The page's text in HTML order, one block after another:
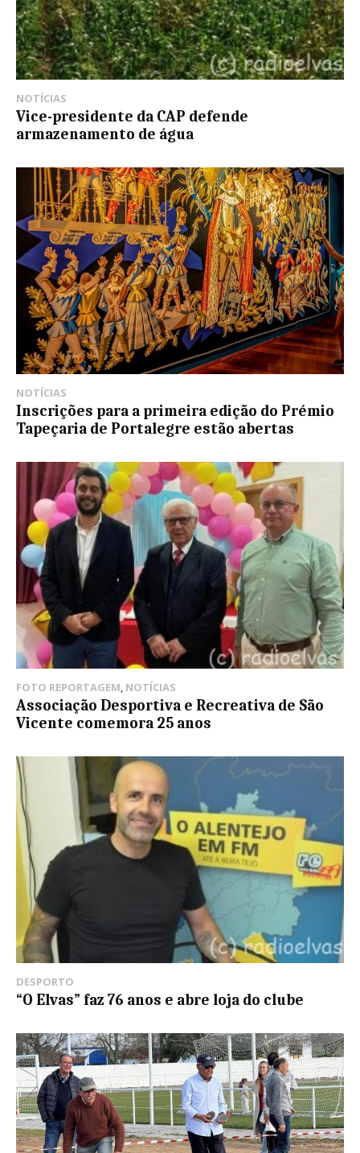
NOTÍCIAS
Vice-presidente da CAP defende
armazenamento de água
NOTÍCIAS
Inscrições para a primeira edição do Prémio
Tapeçaria de Portalegre estão abertas
FOTO REPORTAGEM, NOTÍCIAS
Associação Desportiva e Recreativa de São
Vicente comemora 25 anos
DESPORTO
“O Elvas” faz 76 anos e abre loja do clube